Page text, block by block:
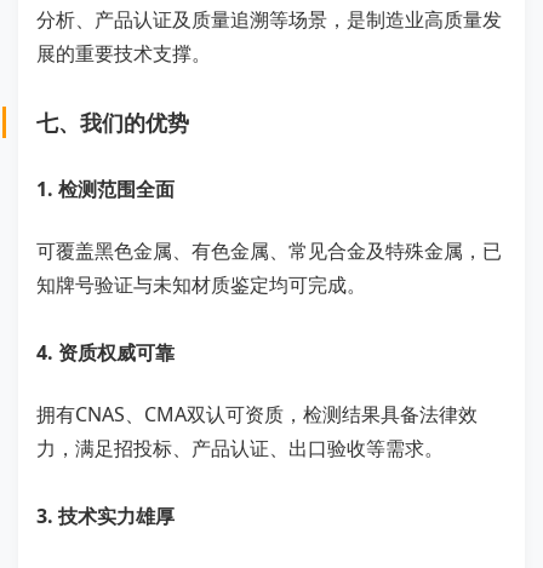
分析、产品认证及质量追溯等场景，是制造业高质量发
展的重要技术支撑。
七、我们的优势
1. 检测范围全面
可覆盖黑色金属、有色金属、常见合金及特殊金属，已
知牌号验证与未知材质鉴定均可完成。
4. 资质权威可靠
拥有CNAS、CMA双认可资质，检测结果具备法律效
力，满足招投标、产品认证、出口验收等需求。
3. 技术实力雄厚